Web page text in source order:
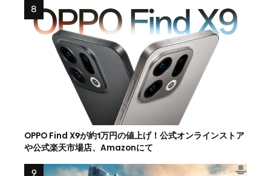
OPPO Find X9が約1万円の値上げ！公式オンラインストア
や公式楽天市場店、Amazonにて